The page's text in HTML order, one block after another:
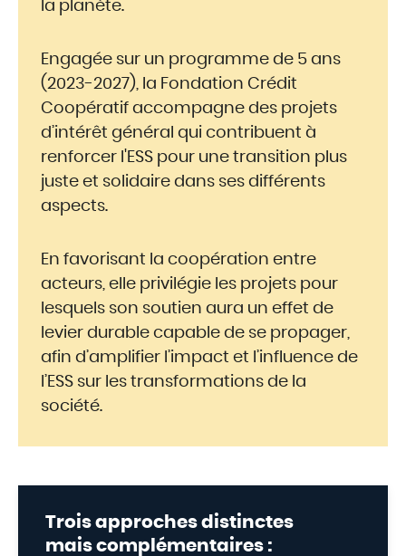
la planète.
Engagée sur un programme de 5 ans
(2023-2027), la Fondation Crédit
Coopératif accompagne des projets
d’intérêt général qui contribuent à
renforcer l'ESS pour une transition plus
juste et solidaire dans ses différents
aspects.
En favorisant la coopération entre
acteurs, elle privilégie les projets pour
lesquels son soutien aura un effet de
levier durable capable de se propager,
afin d’amplifier l’impact et l’influence de
l’ESS sur les transformations de la
société.
Trois approches distinctes
mais complémentaires :